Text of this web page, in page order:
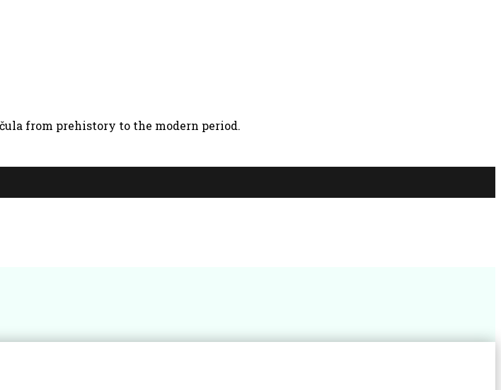
from prehistory to the modern period.